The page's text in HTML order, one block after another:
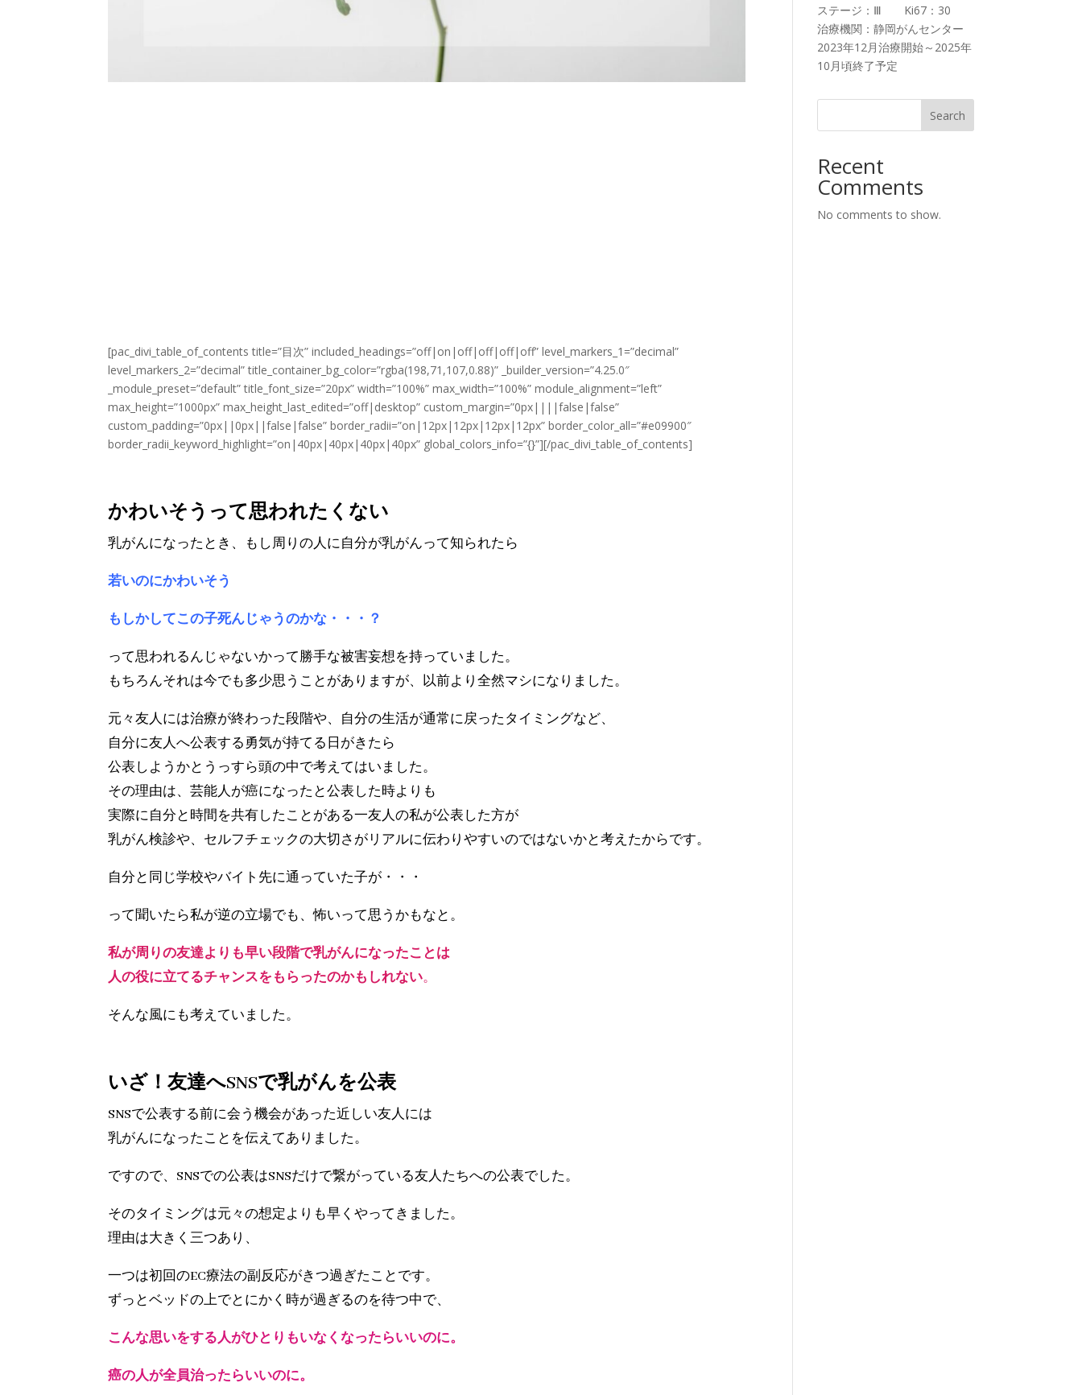
[pac_divi_table_of_contents title=”目次” included_headings=”off|on|off|off|off|off” level_markers_1=”decimal”
level_markers_2=”decimal” title_container_bg_color=”rgba(198,71,107,0.88)” _builder_version=”4.25.0″
_module_preset=”default” title_font_size=”20px” width=”100%” max_width=”100%” module_alignment=”left”
max_height=”1000px” max_height_last_edited=”off|desktop” custom_margin=”0px||||false|false”
custom_padding=”0px||0px||false|false” border_radii=”on|12px|12px|12px|12px” border_color_all=”#e09900″
border_radii_keyword_highlight=”on|40px|40px|40px|40px” global_colors_info=”{}”][/pac_divi_table_of_contents]
かわいそうって思われたくない
乳がんになったとき、もし周りの人に自分が乳がんって知られたら
若いのにかわいそう
もしかしてこの子死んじゃうのかな・・・？
って思われるんじゃないかって勝手な被害妄想を持っていました。
もちろんそれは今でも多少思うことがありますが、以前より全然マシになりました。
元々友人には治療が終わった段階や、自分の生活が通常に戻ったタイミングなど、
自分に友人へ公表する勇気が持てる日がきたら
公表しようかとうっすら頭の中で考えてはいました。
その理由は、芸能人が癌になったと公表した時よりも
実際に自分と時間を共有したことがある一友人の私が公表した方が
乳がん検診や、セルフチェックの大切さがリアルに伝わりやすいのではないかと考えたからです。
自分と同じ学校やバイト先に通っていた子が・・・
って聞いたら私が逆の立場でも、怖いって思うかもなと。
私が周りの友達よりも早い段階で乳がんになったことは
人の役に立てるチャンスをもらったのかもしれない。
そんな風にも考えていました。
いざ！友達へSNSで乳がんを公表
SNSで公表する前に会う機会があった近しい友人には
乳がんになったことを伝えてありました。
ですので、SNSでの公表はSNSだけで繋がっている友人たちへの公表でした。
そのタイミングは元々の想定よりも早くやってきました。
理由は大きく三つあり、
一つは初回のEC療法の副反応がきつ過ぎたことです。
ずっとベッドの上でとにかく時が過ぎるのを待つ中で、
こんな思いをする人がひとりもいなくなったらいいのに。
癌の人が全員治ったらいいのに。
ステージ：Ⅲ Ki67：30
治療機関：静岡がんセンター
2023年12月治療開始～2025年
10月頃終了予定
Search
Recent
Comments
No comments to show.